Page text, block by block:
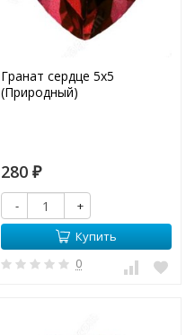
Гранат сердце 5х5
(Природный)
280 ₽
-
+
Купить
0